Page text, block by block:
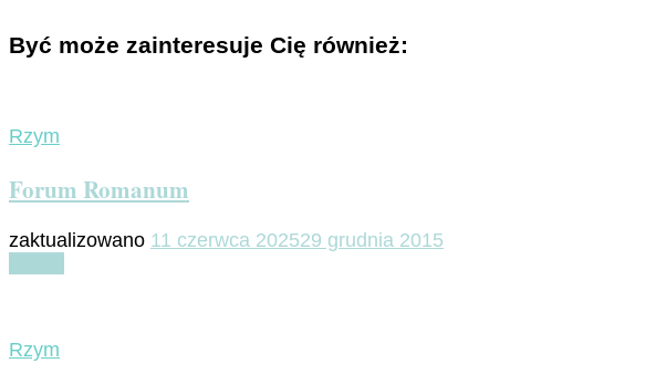
Być może zainteresuje Cię również:
Rzym
Forum Romanum
zaktualizowano 11 czerwca 202529 grudnia 2015
Rzym